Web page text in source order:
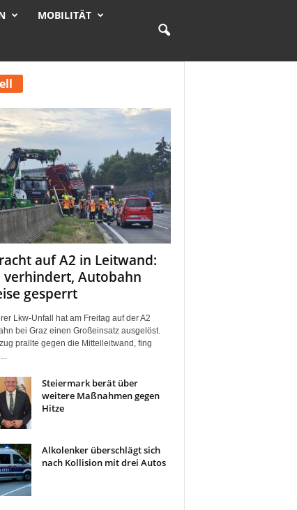
MOBILITÄT
auf A2 in Leitwand:
verhindert, Autobahn
gesperrt
Lkw-Unfall hat am Freitag auf der A2
bei Graz einen Großeinsatz ausgelöst.
prallte gegen die Mittelleitwand, fing
Steiermark berät über
weitere Maßnahmen gegen
Hitze
Alkolenker überschlägt sich
nach Kollision mit drei Autos